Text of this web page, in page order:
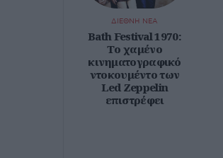
ΔΙΕΘΝΗ ΝΕΑ
Bath Festival 1970:
Το χαμένο
κινηματογραφικό
ντοκουμέντο των
Led Zeppelin
επιστρέφει